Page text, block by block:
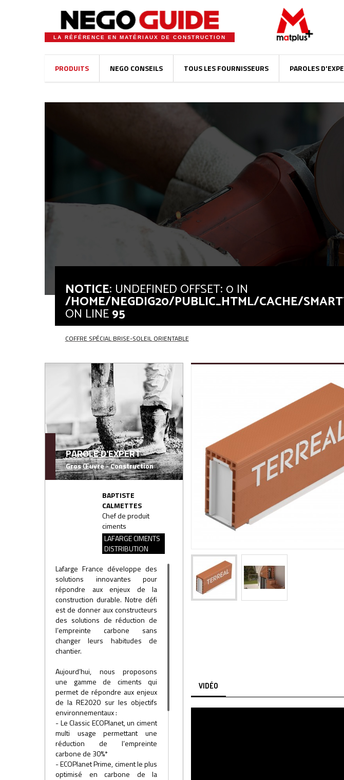
LA RÉFÉRENCE EN MATÉRIAUX DE CONSTRUCTION
PRODUITS NEGO CONSEILS TOUS LES FOURNISSEURS PAROLES
Notice: Undefined offset: 0 in/home/negdig20/public_html/cache/smarty/compile/35/f1/
Notice: Undefined offset: 0 in
NOTICE: UNDEFINED OFFSET: 0 IN
/HOME/NEGDIG20/PUBLIC_HTML/CACHE/
ON LINE95
COFFRE SPÉCIAL BRISE-SOLEIL ORIENTABLE
PAROLE D'EXPERT
Gros Œuvre - Construction
BAPTISTE
CALMETTES
Chef de produit
ciments
LAFARGE CIMENTS
DISTRIBUTION
Lafarge France développe des
solutions innovantes pour
répondre aux enjeux de la
construction durable. Notre défi
est de donner aux constructeurs
des solutions de réduction de
l’empreinte carbone sans
changer leurs habitudes de
chantier.
Aujourd’hui, nous proposons
une gamme de ciments qui
permet de répondre aux enjeux
de la RE2020 sur les objectifs
environnementaux :
- Le Classic ECOPlanet, un ciment
multi usage permettant une
réduction de l’empreinte
carbone de 30%*
- ECOPlanet Prime, ciment le plus
optimisé en carbone de la
VIDÉO